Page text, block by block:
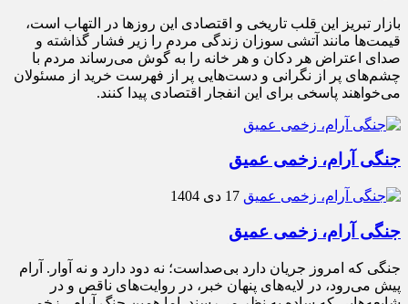
بازار تبریز این قلب تاریخی و اقتصادی این روزها در التهاب است،
قیمت‌ها مانند آتشی سوزان زندگی مردم را زیر فشار گذاشته و
صدای اعتراض هر دکان و هر خانه را به گوش می‌رساند مردم با
چشم‌های پر از نگرانی و دست‌هایی پر از فهرست خرید از مسئولان
می‌خواهند پاسخی برای این انفجار اقتصادی پیدا کنند.
جنگی آرام، زخمی عمیق
17 دی 1404
جنگی آرام، زخمی عمیق
جنگی که امروز جریان دارد بی‌صداست؛ نه دود دارد و نه آوار. آرام
پیش می‌رود، در لایه‌های پنهان خبر، در روایت‌های ناقص و در